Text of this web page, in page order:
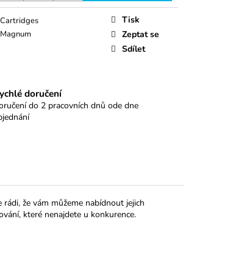
Cartridges
Magnum
Tisk
Zeptat se
Sdílet
doručení
do 2 pracovních dnů ode dne
že vám můžeme nabídnout jejich
které nenajdete u konkurence.